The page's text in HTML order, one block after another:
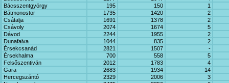
Bácsszentgyörgy
195 150
1
Bátmonostor
1735 1420
2
Csátalja
1691 1378
2
Csávoly
2074 1674
5
Dávod
2244 1955
2
Dunafalva
1044 835
2
Érsekcsanád
2821 1507
-
Érsekhalma
700 558
5
Felsőszentiván
2012 1783
4
Gara
2683 1934
14
Hercegszántó
2329 2006
3